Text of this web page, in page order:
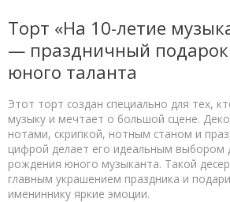
Торт «На 10-летие
— праздничный
юного таланта
Этот торт создан специально для тех,
музыку и мечтает о большой сцене.
нотами, скрипкой, нотным станом и
цифрой делает его идеальным выбором
рождения юного музыканта. Такой
главным украшением праздника и
имениннику яркие эмоции.